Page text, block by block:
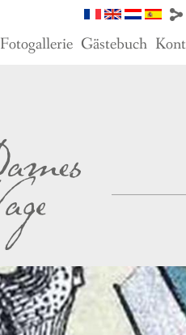
Fotogallerie Gästebuch